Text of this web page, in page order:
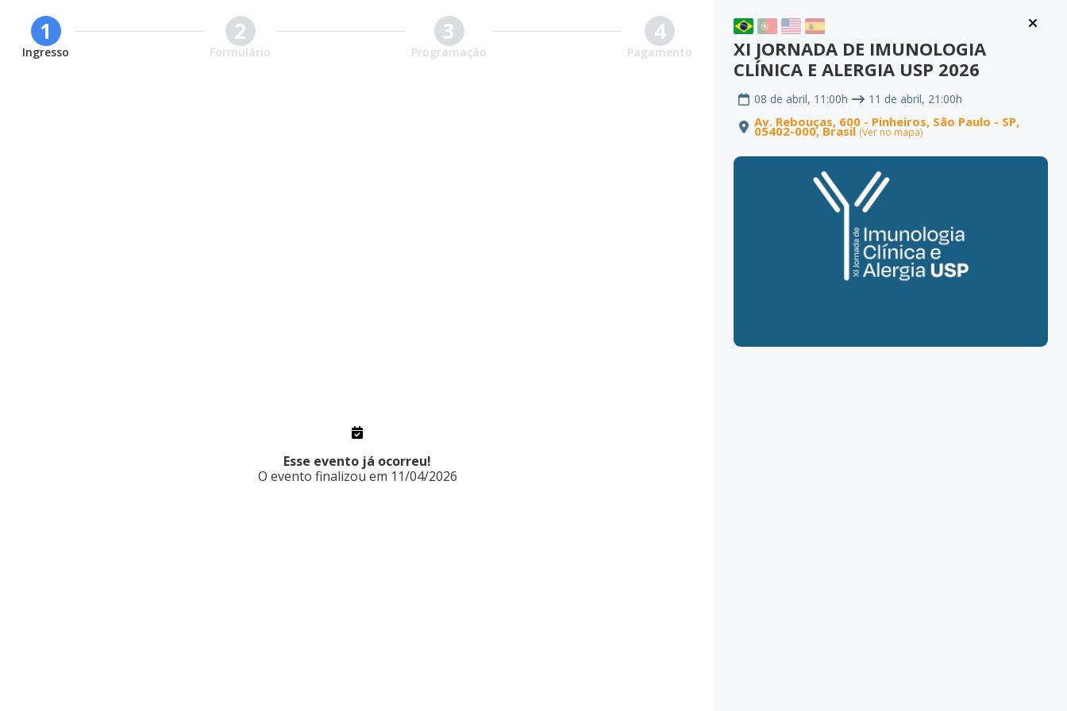
XI JORNADA DE IMUNOLOGIA CLÍNICA E ALERGIA USP 2026
11 ABR. 21:00
1
Ingresso
2
Formulário
3
Programação
4
Pagamento
Esse evento já ocorreu!
O evento finalizou em 11/04/2026
XI JORNADA DE IMUNOLOGIA
CLÍNICA E ALERGIA USP 2026
08 de abril, 11:00h 11 de abril, 21:00h
Av. Rebouças, 600 - Pinheiros, São Paulo - SP,
05402-000, Brasil(Ver no mapa)